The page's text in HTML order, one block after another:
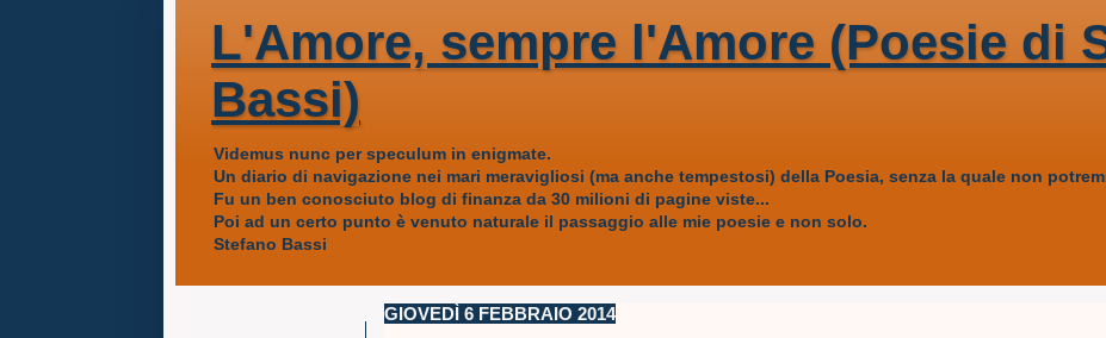
L'Amore, sempre l'Amore (Poesie di
Bassi)
Videmus nunc per speculum in enigmate.
Un diario di navigazione nei mari meravigliosi (ma anche tempestosi) della Poesia, senza la quale non
Fu un ben conosciuto blog di finanza da 30 milioni di pagine viste...
Poi ad un certo punto è venuto naturale il passaggio alle mie poesie e non solo.
Stefano Bassi
GIOVEDÌ 6 FEBBRAIO 2014